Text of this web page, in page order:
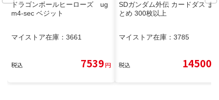
ドラゴンボールヒーローズ ug
m4-sec ベジット
マイストア在庫： 3661
税込 7539円
SDガンダム外伝 カードダス ま
とめ 300枚以上
マイストア在庫： 3785
税込 14500